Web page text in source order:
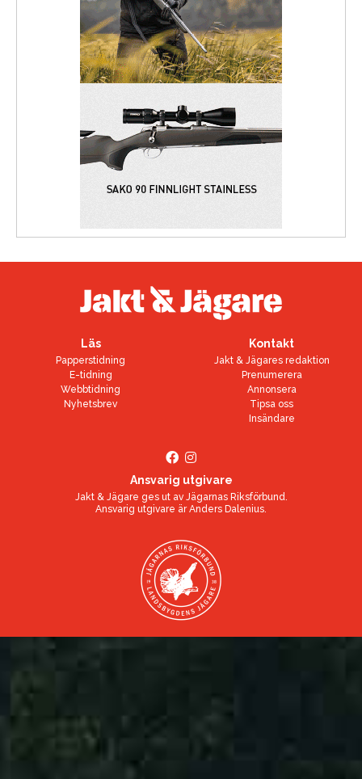
Läs
Papperstidning
E-tidning
Webbtidning
Nyhetsbrev
Kontakt
Jakt & Jägares redaktion
Prenumerera
Annonsera
Tipsa oss
Insändare
Ansvarig utgivare
Jakt & Jägare ges ut av Jägarnas Riksförbund.
Ansvarig utgivare ärAnders Dalenius.